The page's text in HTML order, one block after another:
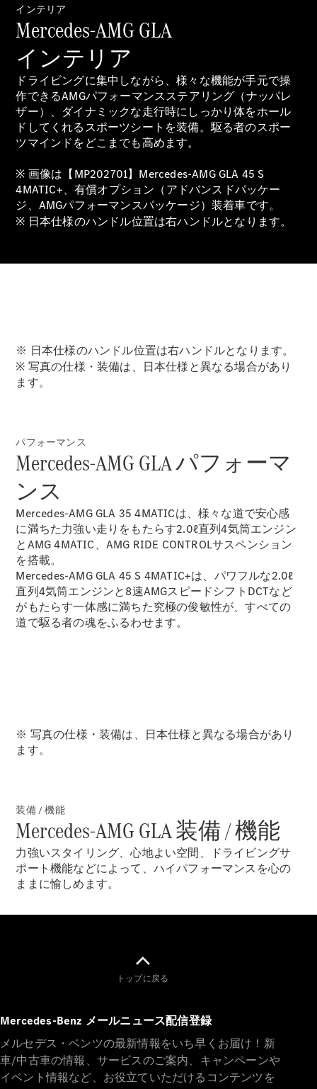
試乗リクエ
スト
オンライン
ショールー
ム
SUV
All SUV
EQA
電気
EQE
電気
SUV
GLC
GLC Coupé
Maybach
GLS
G-
Class
G-Class
試乗リクエ
スト
オンライン
ショールー
ム
Stationwagon
Stationwagon
Shooting
Brake
C-Class
Stationwagon
C-Class All-
Terrain
Stationwagon
オンライン
ショールー
ム
Compact
インテリア
Mercedes-AMG GLA
インテリア
ドライビングに集中しながら、様々な機能が手元で操
作できるAMGパフォーマンスステアリング（ナッパレ
ザー）、ダイナミックな走行時にしっかり体をホール
ドしてくれるスポーツシートを装備。駆る者のスポー
ツマインドをどこまでも高めます。
※ 画像は【MP202701】Mercedes-AMG GLA 45 S
4MATIC+、有償オプション（アドバンスドパッケー
ジ、AMGパフォーマンスパッケージ）装着車です。
※ 日本仕様のハンドル位置は右ハンドルとなります。
※ 日本仕様のハンドル位置は右ハンドルとなります。
※ 写真の仕様・装備は、日本仕様と異なる場合があり
ます。
パフォーマンス
Mercedes-AMG GLA パフォーマ
ンス
Mercedes-AMG GLA 35 4MATICは、様々な道で安心感
に満ちた力強い走りをもたらす2.0ℓ直列4気筒エンジン
とAMG 4MATIC、AMG RIDE CONTROLサスペンション
を搭載。
Mercedes-AMG GLA 45 S 4MATIC+は、パワフルな2.0ℓ
直列4気筒エンジンと8速AMGスピードシフトDCTなど
がもたらす一体感に満ちた究極の俊敏性が、すべての
道で駆る者の魂をふるわせます。
※ 写真の仕様・装備は、日本仕様と異なる場合があり
ます。
装備 / 機能
Mercedes-AMG GLA 装備 / 機能
力強いスタイリング、心地よい空間、ドライビングサ
ポート機能などによって、ハイパフォーマンスを心の
ままに愉しめます。
トップに戻る
Mercedes-Benz メールニュース配信登録
メルセデス・ベンツの最新情報をいち早くお届け！新
車/中古車の情報、サービスのご案内、キャンペーンや
イベント情報など、お役立ていただけるコンテンツを